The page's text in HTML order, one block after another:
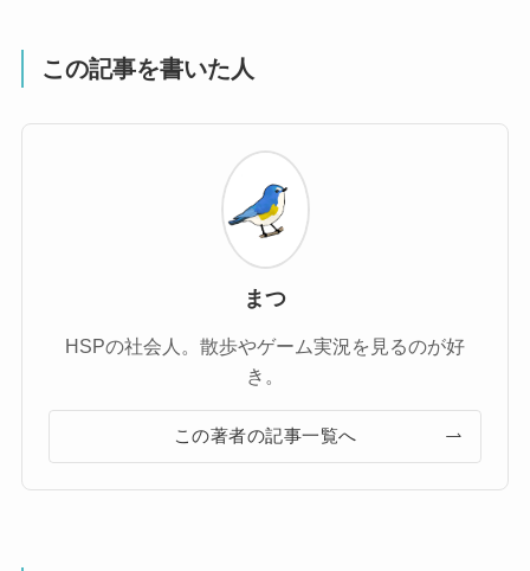
この記事を書いた人
まつ
HSPの社会人。散歩やゲーム実況を見るのが好
き。
この著者の記事一覧へ